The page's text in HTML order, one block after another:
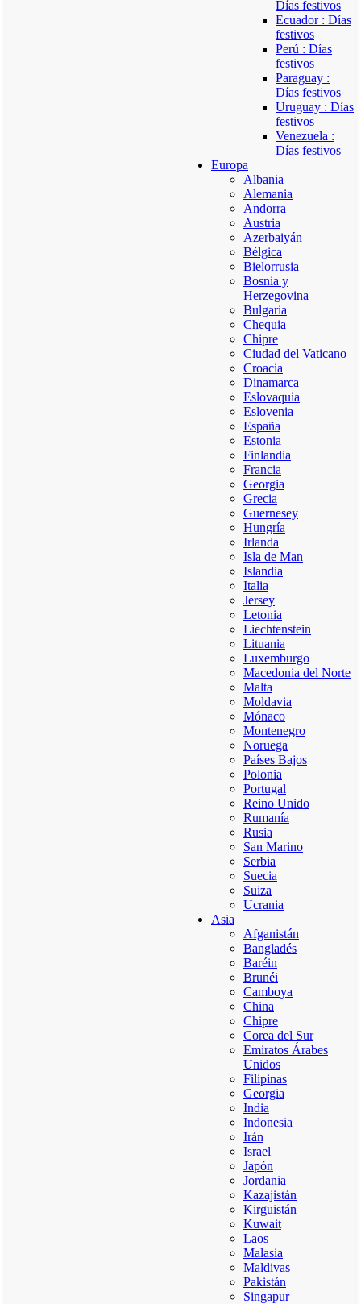
Días festivos
Ecuador : Días
festivos
Perú : Días
festivos
Paraguay :
Días festivos
Uruguay : Días
festivos
Venezuela :
Días festivos
Europa
Albania
Alemania
Andorra
Austria
Azerbaiyán
Bélgica
Bielorrusia
Bosnia y
Herzegovina
Bulgaria
Chequia
Chipre
Ciudad del Vaticano
Croacia
Dinamarca
Eslovaquia
Eslovenia
España
Estonia
Finlandia
Francia
Georgia
Grecia
Guernesey
Hungría
Irlanda
Isla de Man
Islandia
Italia
Jersey
Letonia
Liechtenstein
Lituania
Luxemburgo
Macedonia del Norte
Malta
Moldavia
Mónaco
Montenegro
Noruega
Países Bajos
Polonia
Portugal
Reino Unido
Rumanía
Rusia
San Marino
Serbia
Suecia
Suiza
Ucrania
Asia
Afganistán
Bangladés
Baréin
Brunéi
Camboya
China
Chipre
Corea del Sur
Emiratos Árabes
Unidos
Filipinas
Georgia
India
Indonesia
Irán
Israel
Japón
Jordania
Kazajistán
Kirguistán
Kuwait
Laos
Malasia
Maldivas
Pakistán
Singapur